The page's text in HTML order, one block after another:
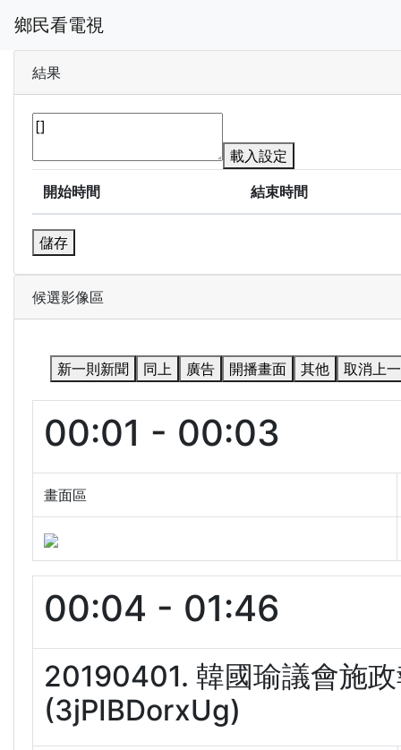
鄉民看電視
結果
載入設定
開始時間
結束時間
儲存
候選影像區
新一則新聞 同上 廣告 開播畫面 其他 取消上
00:01 - 00:03
畫面區
00:04 - 01:46
20190401. 韓國瑜議會施
(3jPIBDorxUg)